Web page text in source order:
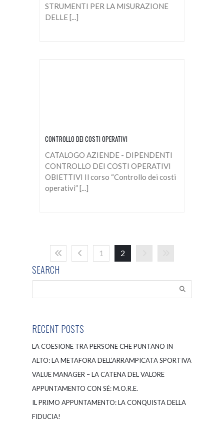
STRUMENTI PER LA MISURAZIONE
DELLE [...]
CONTROLLO DEI COSTI OPERATIVI
CATALOGO AZIENDE - DIPENDENTI
CONTROLLO DEI COSTI OPERATIVI
OBIETTIVI Il corso “Controllo dei costi
operativi” [...]
1 2
SEARCH
RECENT POSTS
LA COESIONE TRA PERSONE CHE PUNTANO IN
ALTO: LA METAFORA DELL’ARRAMPICATA SPORTIVA
VALUE MANAGER – LA CATENA DEL VALORE
APPUNTAMENTO CON SÉ: M.O.R.E.
IL PRIMO APPUNTAMENTO: LA CONQUISTA DELLA
FIDUCIA!